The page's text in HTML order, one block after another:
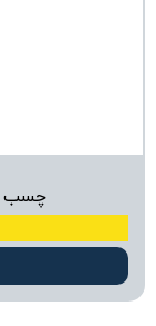
چسب